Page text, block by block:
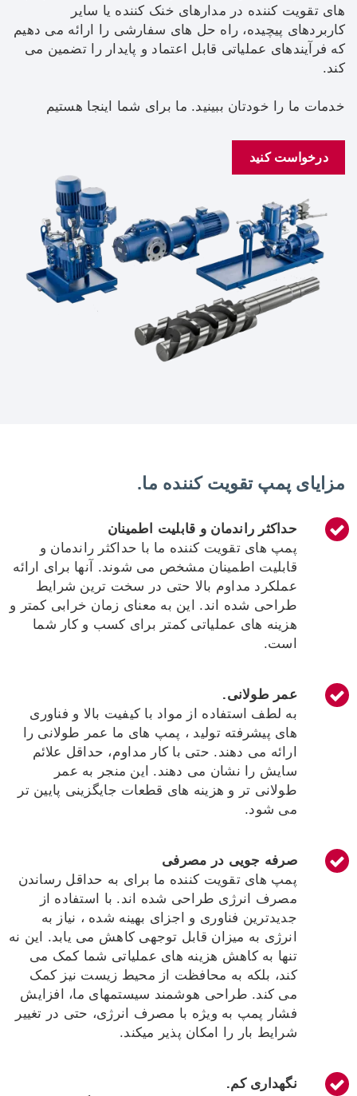
های تقویت کننده در مدارهای خنک کننده یا سایر
کاربردهای پیچیده، راه حل های سفارشی را ارائه می دهیم
که فرآیندهای عملیاتی قابل اعتماد و پایدار را تضمین می
کند.
خدمات ما را خودتان ببینید. ما برای شما اینجا هستیم
درخواست کنید
مزایای پمپ تقویت کننده ما.
حداکثر راندمان و قابلیت اطمینان
پمپ های تقویت کننده ما با حداکثر راندمان و
قابلیت اطمینان مشخص می شوند. آنها برای ارائه
عملکرد مداوم بالا حتی در سخت ترین شرایط
طراحی شده اند. این به معنای زمان خرابی کمتر و
هزینه های عملیاتی کمتر برای کسب و کار شما
است.
عمر طولانی.
به لطف استفاده از مواد با کیفیت بالا و فناوری
های پیشرفته تولید ، پمپ های ما عمر طولانی را
ارائه می دهند. حتی با کار مداوم، حداقل علائم
سایش را نشان می دهند. این منجر به عمر
طولانی تر و هزینه های قطعات جایگزینی پایین تر
می شود.
صرفه جویی در مصرفی
پمپ های تقویت کننده ما برای به حداقل رساندن
مصرف انرژی طراحی شده اند. با استفاده از
جدیدترین فناوری و اجزای بهینه شده ، نیاز به
انرژی به میزان قابل توجهی کاهش می یابد. این نه
تنها به کاهش هزینه های عملیاتی شما کمک می
کند، بلکه به محافظت از محیط زیست نیز کمک
می کند. طراحی هوشمند سیستمهای ما، افزایش
فشار پمپ به ویژه با مصرف انرژی، حتی در تغییر
شرایط بار را امکان پذیر میکند.
نگهداری کم.